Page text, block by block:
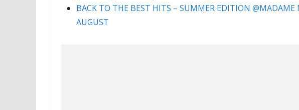
BACK TO THE BEST HITS – SUMMER EDITION
AUGUST